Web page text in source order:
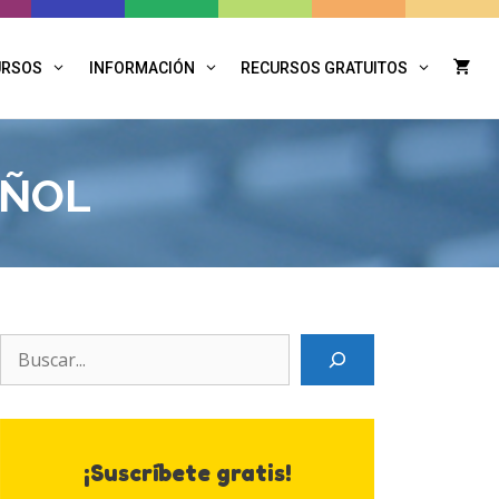
INFORMACIÓN RECURSOS GRATUITOS
Search
¡Suscríbete gratis!